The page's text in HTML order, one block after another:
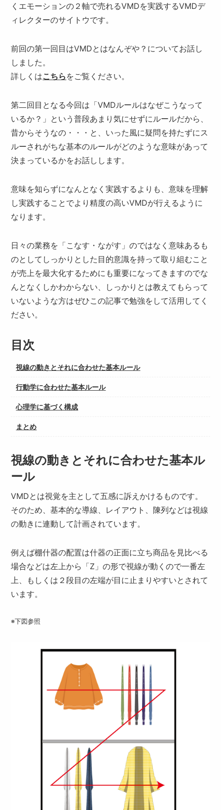
くエモーションの２軸で売れるVMDを実践するVMDデ
ィレクターのサイトウです。
前回の第一回目はVMDとはなんぞや？についてお話し
しました。
詳しくはこちら をご覧ください。
第二回目となる今回は「VMDルールはなぜこうなって
いるか？」という普段あまり気にせずにルールだから、
昔からそうなの・・・と、いった風に疑問を持たずにス
ルーされがちな基本のルールがどのような意味があって
決まっているかをお話しします。
意味を知らずになんとなく実践するよりも、意味を理解
し実践することでより精度の高いVMDが行えるように
なります。
日々の業務を「こなす・ながす」のではなく意味あるも
のとしてしっかりとした目的意識を持って取り組むこと
が売上を最大化するためにも重要になってきますのでな
んとなくしかわからない、しっかりとは教えてもらって
いないような方はぜひこの記事で勉強をして活用してく
ださい。
目次
視線の動きとそれに合わせた基本ルール
行動学に合わせた基本ルール
心理学に基づく構成
まとめ
視線の動きとそれに合わせた基本ル
ール
VMDとは視覚を主として五感に訴えかけるものです。
そのため、基本的な導線、レイアウト、陳列などは視線
の動きに連動して計画されています。
例えば棚什器の配置は什器の正面に立ち商品を見比べる
場合などは左上から「Z」の形で視線が動くので一番左
上、もしくは２段目の左端が目に止まりやすいとされて
います。
※下図参照